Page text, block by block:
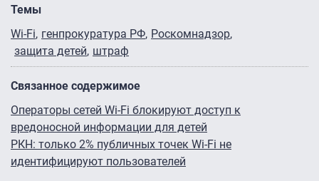
Темы
Wi-Fi генпрокуратура РФ Роскомнадзор
защита детей штраф
Связанное содержимое
Операторы сетей Wi-Fi блокируют доступ к
вредоносной информации для детей
РКН: только 2% публичных точек Wi-Fi не
идентифицируют пользователей